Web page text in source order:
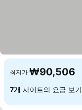
최저가 ₩90,506
7개 사이트의 요금 보기